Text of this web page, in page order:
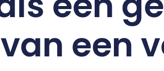
van een